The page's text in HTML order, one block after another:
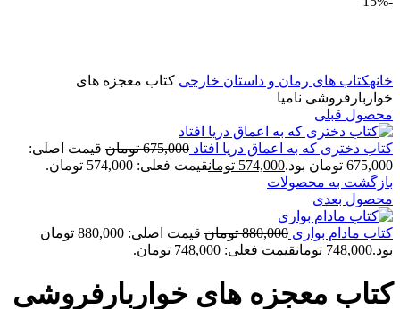
خانهکتاب های رمان و داستان خارجی کتاب معجزه های
خواربارفروشی نامیا
محصول قبلی
کتاب دختری که به اعماق دریا افتاد 675,000 تومان قیمت اصلی:
675,000 تومان بود.
574,000 تومانقیمت فعلی: 574,000 تومان.
بازگشت به محصولات
محصول بعدی
کتاب مادام بواری 880,000 تومان
قیمت اصلی: 880,000 تومان
بود.748,000 تومانقیمت فعلی: 748,000 تومان.
کتاب معجزه های خواربارفروشی